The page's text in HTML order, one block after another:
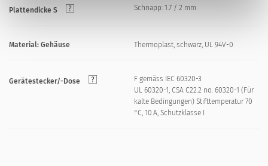
Plattendicke S Schnapp: 1.7 / 2 mm
Material: Gehäuse Thermoplast, schwarz, UL 94V-0
Gerätestecker/-Dose
F gemäss IEC 60320-3
UL 60320-1, CSA C22.2 no. 60320-1 (Für
kalte Bedingungen) Stifttemperatur 70
°C, 10 A, Schutzklasse I